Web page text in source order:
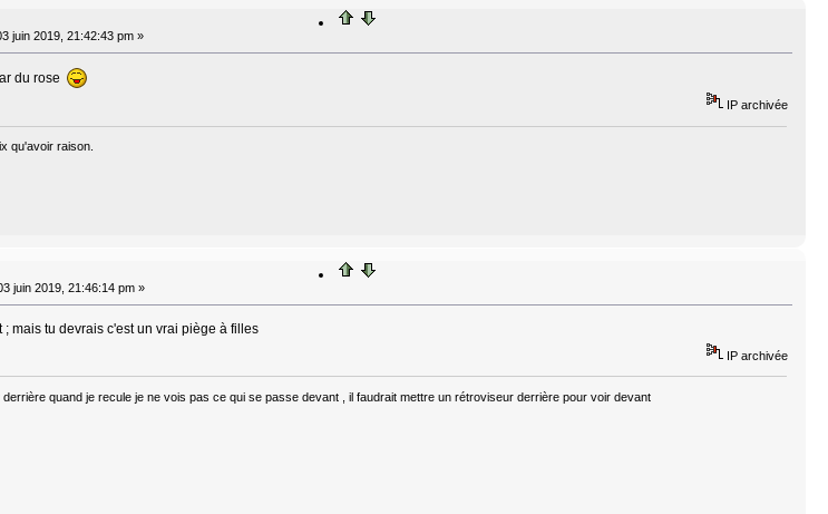
juin 2019, 21:42:43 pm »
du rose
IP archivée
qu'avoir raison.
juin 2019, 21:46:14 pm »
mais tu devrais c'est un vrai piège à filles
IP archivée
quand je recule je ne vois pas ce qui se passe devant , il faudrait mettre un rétroviseur derrière pour voir devant